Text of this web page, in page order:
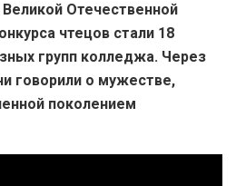
Отечественной
чтецов стали 18
групп колледжа. Через
говорили о мужестве,
поколением